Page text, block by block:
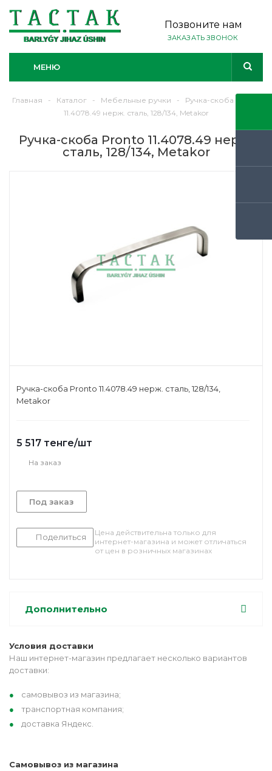
Позвоните нам
ЗАКАЗАТЬ ЗВОНОК
МЕНЮ
Главная - Каталог - Мебельные ручки -
Ручка-скоба Pronto
11.4078.49 нерж. сталь, 128/134, Metakor
Ручка-скоба Pronto 11.4078.49 нерж.
сталь, 128/134, Metakor
Ручка-скоба Pronto 11.4078.49 нерж. сталь, 128/134,
Metakor
5 517 тенге/шт
На заказ
Под заказ
Поделиться
Цена действительна только для
интернет-магазина и может отличаться
от цен в розничных магазинах
Дополнительно
Условия доставки
Наш интернет-магазин предлагает несколько вариантов
доставки:
самовывоз из магазина;
транспортная компания;
доставка Яндекс.
Самовывоз из магазина